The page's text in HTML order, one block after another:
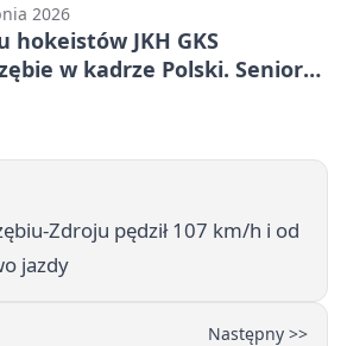
2026
hokeistów JKH GKS
w kadrze Polski. Seniorzy
Zdroju pędził 107 km/h i od
jazdy
Następny >>